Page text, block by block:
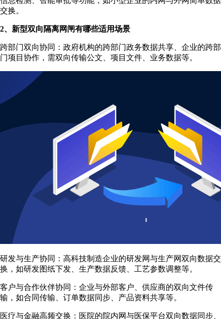
交换。
2、新型双向隔离网闸有哪些适用场景
跨部门双向协同：政府机构的跨部门政务数据共享、企业的跨部
门项目协作，需双向传输公文、项目文件、业务数据等。
研发与生产协同：高科技制造企业的研发网与生产网双向数据交
换，如研发图纸下发、生产数据反馈、工艺参数调整等。
客户与合作伙伴协同：企业与外部客户、供应商的双向文件传
输，如合同传输、订单数据同步、产品资料共享等。
医疗与金融高频交换：医院的院内网与医保平台双向数据同步、